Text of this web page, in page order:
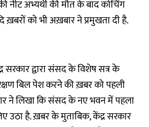
नीट अभ्यर्थी की मौत के बाद कोचिंग
को भी अख़बार ने प्रमुखता दी है.
सरकार द्वारा संसद के विशेष सत्र के
बिल पेश करने की ख़बर को पहली
ने लिखा कि संसद के नए भवन में पहला
उठा है. ख़बर के मुताबिक, केंद्र सरकार